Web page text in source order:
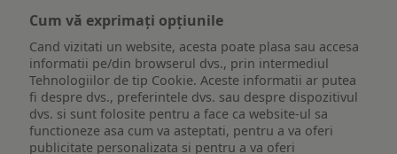
Cum vă exprimați opțiunile
Cand vizitati un website, acesta poate plasa sau accesa
informatii pe/din browserul dvs., prin intermediul
Tehnologiilor de tip Cookie. Aceste informatii ar putea
fi despre dvs., preferintele dvs. sau despre dispozitivul
dvs. si sunt folosite pentru a face ca website-ul sa
functioneze asa cum va asteptati, pentru a va oferi
publicitate personalizata si pentru a va oferi